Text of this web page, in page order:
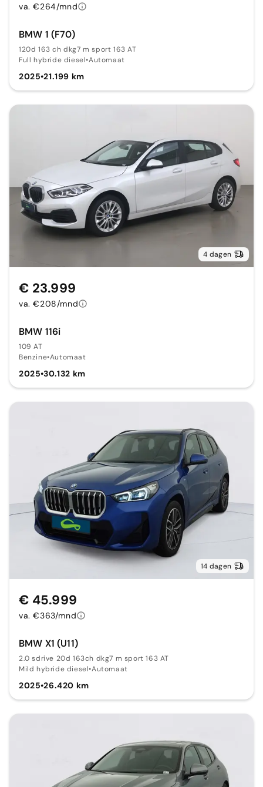
BMW 1 (F70)
120d 163 ch dkg7 m sport 163 AT
Full hybride diesel•Automaat
2025•21.199 km
va. €264/mnd
4 dagen
BMW 116i
109 AT
Benzine•Automaat
2025•30.132 km
€ 23.999
va. €208/mnd
14 dagen
BMW X1 (U11)
2.0 sdrive 20d 163ch dkg7 m sport 163 AT
Mild hybride diesel•Automaat
2025•26.420 km
€ 45.999
va. €363/mnd